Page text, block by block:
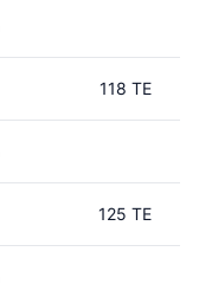
118 TE
125 TE